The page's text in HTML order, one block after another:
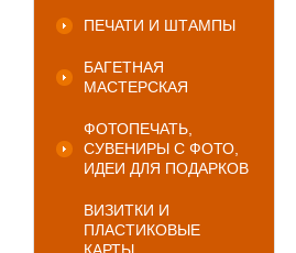
ПЕЧАТИ И ШТАМПЫ
БАГЕТНАЯ
МАСТЕРСКАЯ
ФОТОПЕЧАТЬ,
СУВЕНИРЫ С ФОТО,
ИДЕИ ДЛЯ ПОДАРКОВ
ВИЗИТКИ И
ПЛАСТИКОВЫЕ